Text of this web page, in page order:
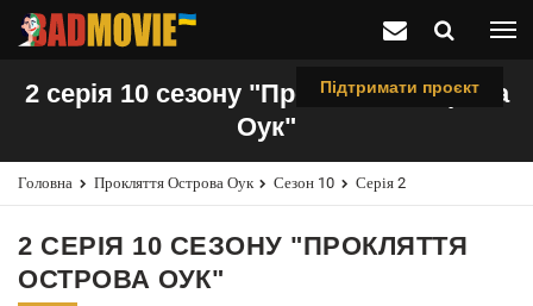
Підтримати проєкт
2 серія 10 сезону "Прокляття острова
Оук"
Головна Прокляття Острова Оук Сезон 10 Серія 2
2 СЕРІЯ 10 СЕЗОНУ "ПРОКЛЯТТЯ
ОСТРОВА ОУК"